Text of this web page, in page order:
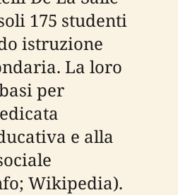
175 studenti
istruzione
La loro
per
e alla
Wikipedia).